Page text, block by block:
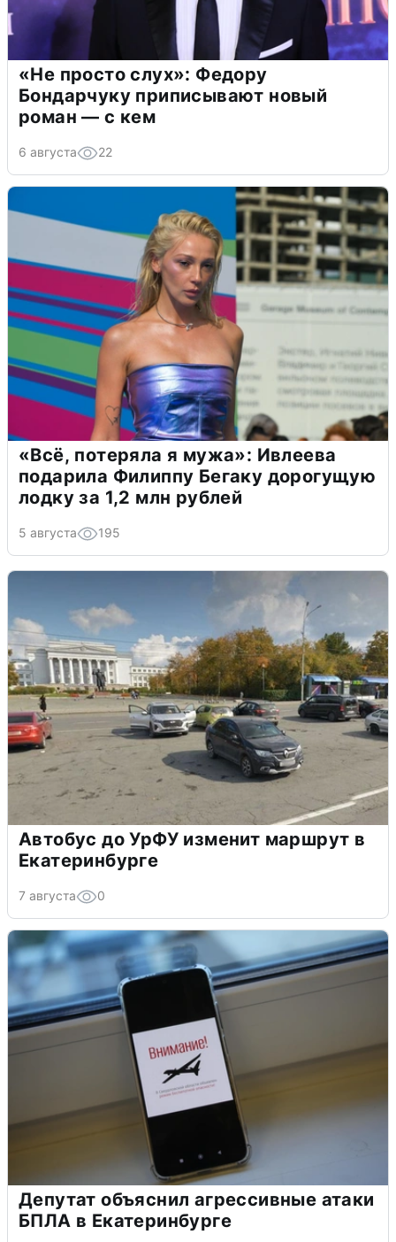
«Не просто слух»: Федору
Бондарчуку приписывают новый
роман — с кем
6 августа 22
«Всё, потеряла я мужа»: Ивлеева
подарила Филиппу Бегаку дорогущую
лодку за 1,2 млн рублей
5 августа 195
Автобус до УрФУ изменит маршрут в
Екатеринбурге
7 августа 0
Депутат объяснил агрессивные атаки
БПЛА в Екатеринбурге